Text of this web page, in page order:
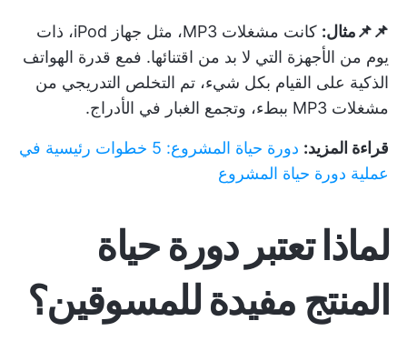
📌📌مثال:
كانت مشغلات MP3، مثل جهاز iPod، ذات
يوم من الأجهزة التي لا بد من اقتنائها. فمع قدرة الهواتف
الذكية على القيام بكل شيء، تم التخلص التدريجي من
مشغلات MP3 ببطء، وتجمع الغبار في الأدراج.
قراءة المزيد:
دورة حياة المشروع: 5 خطوات رئيسية في
عملية دورة حياة المشروع
لماذا تعتبر دورة حياة
المنتج مفيدة للمسوقين؟